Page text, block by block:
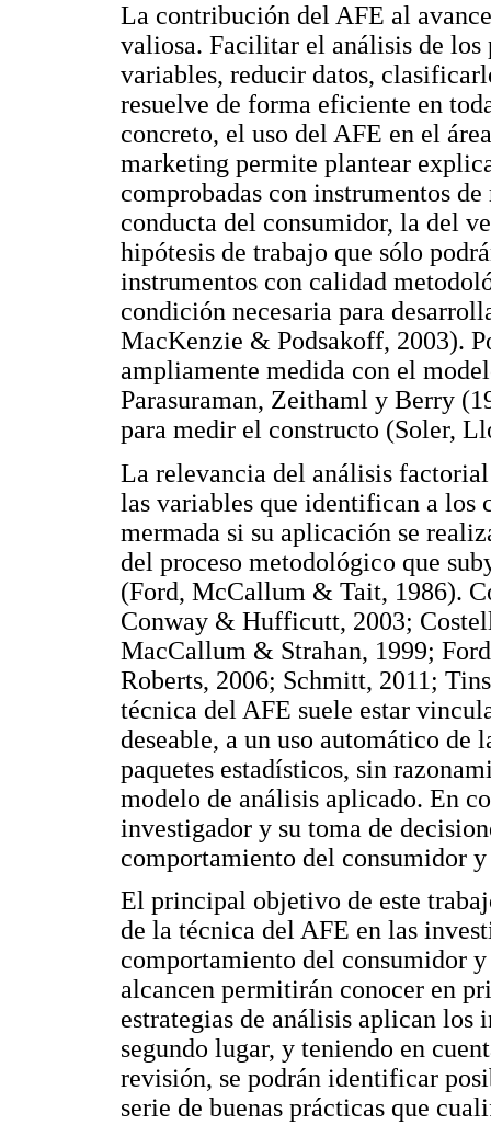
La contribución del AFE al
valiosa. Facilitar el análisis de los
variables, reducir datos,
resuelve de forma eficiente en
concreto, el uso del AFE en el
marketing permite plantear
comprobadas con instrumentos
conducta del consumidor, la del
hipótesis de trabajo que sólo
instrumentos con calidad
condición necesaria para
MacKenzie & Podsakoff, 2003).
ampliamente medida con el
Parasuraman, Zeithaml y Berry
para medir el constructo (Soler,
La relevancia del análisis
las variables que identifican a los
mermada si su aplicación se
del proceso metodológico que
(Ford, McCallum & Tait, 1986).
Conway & Hufficutt, 2003;
MacCallum & Strahan, 1999;
Roberts, 2006; Schmitt, 2011;
técnica del AFE suele estar
deseable, a un uso automático de
paquetes estadísticos, sin
modelo de análisis aplicado. En
investigador y su toma de
comportamiento del consumidor
El principal objetivo de este
de la técnica del AFE en las
comportamiento del consumidor
alcancen permitirán conocer en
estrategias de análisis aplican
segundo lugar, y teniendo en
revisión, se podrán identificar
serie de buenas prácticas que